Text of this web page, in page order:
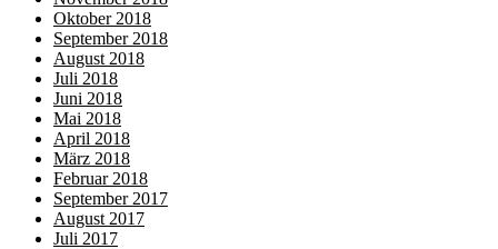
Oktober 2018
September 2018
August 2018
Juli 2018
Juni 2018
Mai 2018
April 2018
März 2018
Februar 2018
September 2017
August 2017
Juli 2017